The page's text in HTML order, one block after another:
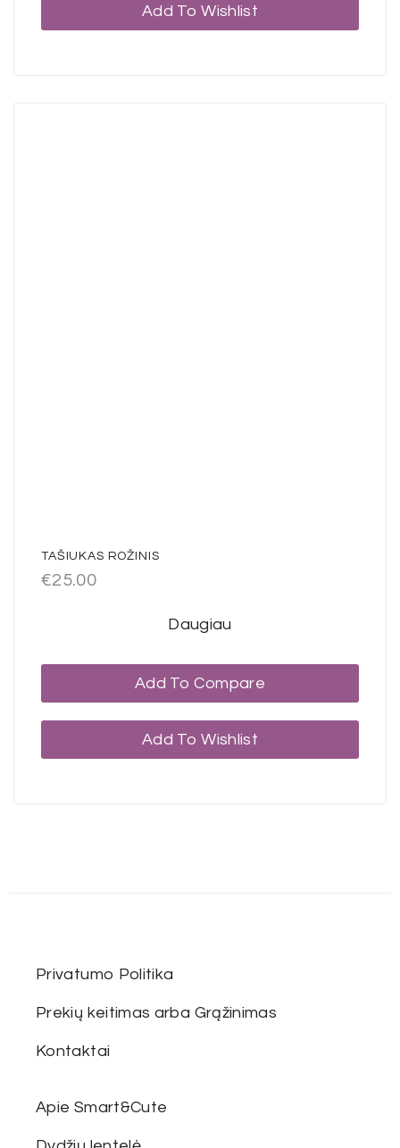
Add To Wishlist
TAŠIUKAS ROŽINIS
€25.00
Daugiau
Add To Compare
Add To Wishlist
Privatumo Politika
Prekių keitimas arba Grąžinimas
Kontaktai
Apie Smart&Cute